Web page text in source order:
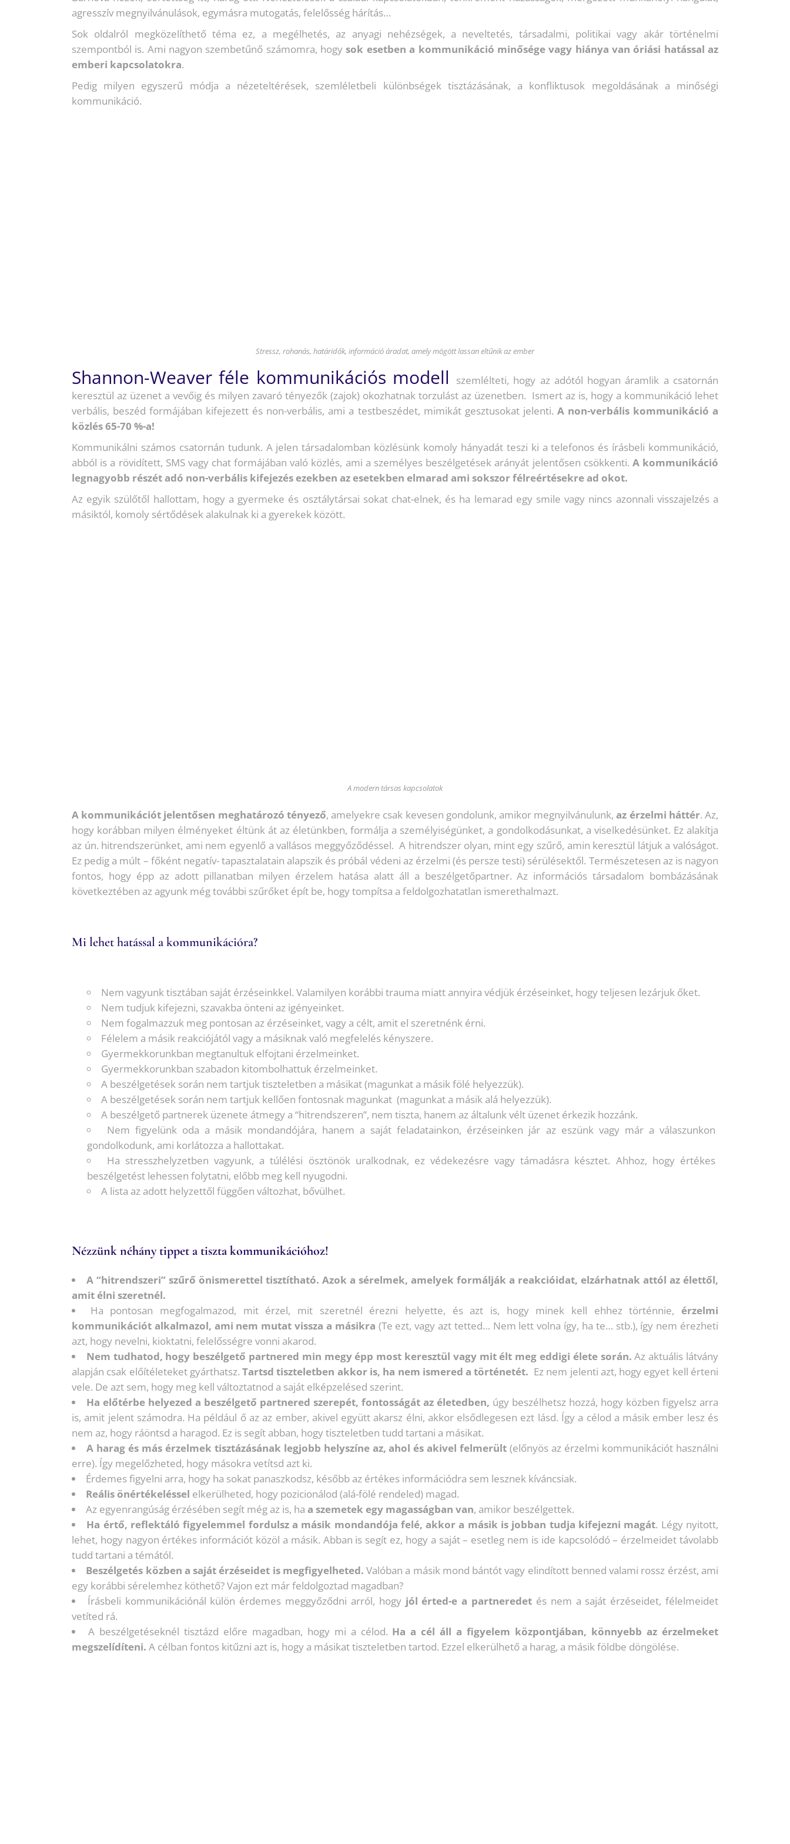
agresszív megnyilvánulások, egymásra mutogatás, felelősség hárítás…
Sok oldalról megközelíthető téma ez, a megélhetés, az anyagi nehézségek, a neveltetés, társadalmi, politikai vagy akár történelmi
szempontból is. Ami nagyon szembetűnő számomra, hogy sok esetben a kommunikáció minősége vagy hiánya van óriási hatással az
emberi kapcsolatokra.
Pedig milyen egyszerű módja a nézeteltérések, szemléletbeli különbségek tisztázásának, a konfliktusok megoldásának a minőségi
kommunikáció.
Stressz, rohanás, határidők, információ áradat, amely mögött lassan eltűnik az ember
Shannon-Weaver féle kommunikációs modell
szemlélteti, hogy az adótól hogyan áramlik a csatornán
keresztül az üzenet a vevőig és milyen zavaró tényezők (zajok) okozhatnak torzulást az üzenetben. Ismert az is, hogy a kommunikáció lehet
verbális, beszéd formájában kifejezett és non-verbális, ami a testbeszédet, mimikát gesztusokat jelenti. A non-verbális kommunikáció a
közlés 65-70 %-a!
Kommunikálni számos csatornán tudunk. A jelen társadalomban közlésünk komoly hányadát teszi ki a telefonos és írásbeli kommunikáció,
abból is a rövidített, SMS vagy chat formájában való közlés, ami a személyes beszélgetések arányát jelentősen csökkenti. A kommunikáció
legnagyobb részét adó non-verbális kifejezés ezekben az esetekben elmarad ami sokszor félreértésekre ad okot.
Az egyik szülőtől hallottam, hogy a gyermeke és osztálytársai sokat chat-elnek, és ha lemarad egy smile vagy nincs azonnali visszajelzés a
másiktól, komoly sértődések alakulnak ki a gyerekek között.
A modern társas kapcsolatok
A kommunikációt jelentősen meghatározó tényező, amelyekre csak kevesen gondolunk, amikor megnyilvánulunk,az érzelmi háttér. Az,
hogy korábban milyen élményeket éltünk át az életünkben, formálja a személyiségünket, a gondolkodásunkat, a viselkedésünket. Ez alakítja
az ún. hitrendszerünket, ami nem egyenlő a vallásos meggyőződéssel. A hitrendszer olyan, mint egy szűrő, amin keresztül látjuk a valóságot.
Ez pedig a múlt – főként negatív- tapasztalatain alapszik és próbál védeni az érzelmi (és persze testi) sérülésektől. Természetesen az is nagyon
fontos, hogy épp az adott pillanatban milyen érzelem hatása alatt áll a beszélgetőpartner. Az információs társadalom bombázásának
következtében az agyunk még további szűrőket épít be, hogy tompítsa a feldolgozhatatlan ismerethalmazt.
Mi lehet hatással a kommunikációra?
Nem vagyunk tisztában saját érzéseinkkel. Valamilyen korábbi trauma miatt annyira védjük érzéseinket, hogy teljesen lezárjuk őket.
Nem tudjuk kifejezni, szavakba önteni az igényeinket.
Nem fogalmazzuk meg pontosan az érzéseinket, vagy a célt, amit el szeretnénk érni.
Félelem a másik reakciójától vagy a másiknak való megfelelés kényszere.
Gyermekkorunkban megtanultuk elfojtani érzelmeinket.
Gyermekkorunkban szabadon kitombolhattuk érzelmeinket.
A beszélgetések során nem tartjuk tiszteletben a másikat (magunkat a másik fölé helyezzük).
A beszélgetések során nem tartjuk kellően fontosnak magunkat (magunkat a másik alá helyezzük).
A beszélgető partnerek üzenete átmegy a “hitrendszeren”, nem tiszta, hanem az általunk vélt üzenet érkezik hozzánk.
Nem figyelünk oda a másik mondandójára, hanem a saját feladatainkon, érzéseinken jár az eszünk vagy már a válaszunkon
gondolkodunk, ami korlátozza a hallottakat.
Ha stresszhelyzetben vagyunk, a túlélési ösztönök uralkodnak, ez védekezésre vagy támadásra késztet. Ahhoz, hogy értékes
beszélgetést lehessen folytatni, előbb meg kell nyugodni.
A lista az adott helyzettől függően változhat, bővülhet.
Nézzünk néhány tippet a tiszta kommunikációhoz!
A “hitrendszeri” szűrő önismerettel tisztítható. Azok a sérelmek, amelyek formálják a reakcióidat, elzárhatnak attól az élettől,
amit élni szeretnél.
Ha pontosan megfogalmazod, mit érzel, mit szeretnél érezni helyette, és azt is, hogy minek kell ehhez történnie, érzelmi
kommunikációt alkalmazol, ami nem mutat vissza a másikra (Te ezt, vagy azt tetted… Nem lett volna így, ha te… stb.), így nem érezheti
azt, hogy nevelni, kioktatni, felelősségre vonni akarod.
Nem tudhatod, hogy beszélgető partnered min megy épp most keresztül vagy mit élt meg eddigi élete során. Az aktuális látvány
alapján csak előítéleteket gyárthatsz.Tartsd tiszteletben akkor is, ha nem ismered a történetét. Ez nem jelenti azt, hogy egyet kell érteni
vele. De azt sem, hogy meg kell változtatnod a saját elképzelésed szerint.
Ha előtérbe helyezed a beszélgető partnered szerepét, fontosságát az életedben, úgy beszélhetsz hozzá, hogy közben figyelsz arra
is, amit jelent számodra. Ha például ő az az ember, akivel együtt akarsz élni, akkor elsődlegesen ezt lásd. Így a célod a másik ember lesz és
nem az, hogy ráöntsd a haragod. Ez is segít abban, hogy tiszteletben tudd tartani a másikat.
A harag és más érzelmek tisztázásának legjobb helyszíne az, ahol és akivel felmerült (előnyös az érzelmi kommunikációt használni
erre). Így megelőzheted, hogy másokra vetítsd azt ki.
Érdemes figyelni arra, hogy ha sokat panaszkodsz, később az értékes információdra sem lesznek kíváncsiak.
Reális önértékeléssel elkerülheted, hogy pozicionálod (alá-fölé rendeled) magad.
Az egyenrangúság érzésében segít még az is, ha a szemetek egy magasságban van, amikor beszélgettek.
Ha értő, reflektáló figyelemmel fordulsz a másik mondandója felé, akkor a másik is jobban tudja kifejezni magát. Légy nyitott,
lehet, hogy nagyon értékes információt közöl a másik. Abban is segít ez, hogy a saját – esetleg nem is ide kapcsolódó – érzelmeidet távolabb
tudd tartani a témától.
Beszélgetés közben a saját érzéseidet is megfigyelheted. Valóban a másik mond bántót vagy elindított benned valami rossz érzést, ami
egy korábbi sérelemhez köthető? Vajon ezt már feldolgoztad magadban?
Írásbeli kommunikációnál külön érdemes meggyőződni arról, hogy jól érted-e a partneredet és nem a saját érzéseidet, félelmeidet
vetíted rá.
A beszélgetéseknél tisztázd előre magadban, hogy mi a célod. Ha a cél áll a figyelem központjában, könnyebb az érzelmeket
megszelídíteni. A célban fontos kitűzni azt is, hogy a másikat tiszteletben tartod. Ezzel elkerülhető a harag, a másik földbe döngölése.